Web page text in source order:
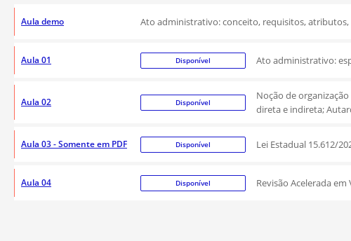
Aula demo Ato administrativo: conceito, requisitos, atributos,
Aula 01 Disponível Ato administrativo:
Aula 02 Disponível
Noção de
direta e indireta;
Aula 03 - Somente em PDF Disponível Lei Estadual 15.612/
Aula 04 Disponível Revisão Acelerada